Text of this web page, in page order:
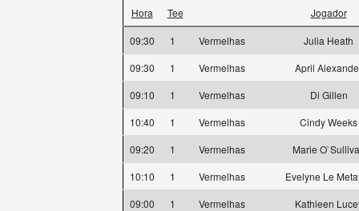
Hora Tee Jogador
09:30 1 Vermelhas
Julia Heath
09:30
1 Vermelhas
April
09:10
1 Vermelhas
Di Gillen
10:40
1 Vermelhas
Cindy Weeks
09:20
1 Vermelhas
Marie
10:10
1 Vermelhas
Evelyne Le
09:00
1 Vermelhas
Kathleen